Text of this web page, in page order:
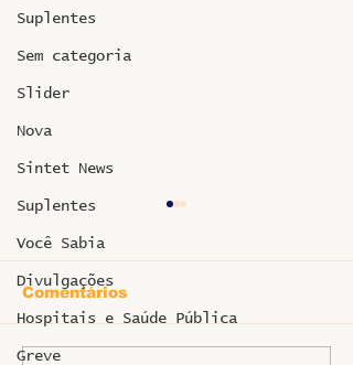
Suplentes
Sem categoria
Slider
Nova
Sintet News
Suplentes
Você Sabia
Divulgações
Hospitais e Saúde Pública
Greve
Comentários